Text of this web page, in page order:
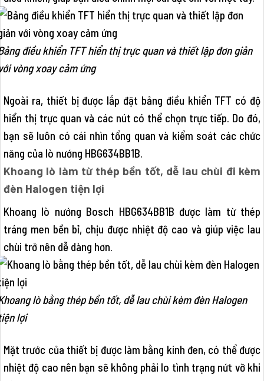
điều khiển TFT hiển thị trực quan và thiết lập đơn giản
vòng xoay cảm ứng
Ngoài ra, thiết bị được lắp đặt bảng điều khiển TFT có độ
hiển thị trực quan và các nút có thể chọn trực tiếp. Do đó,
bạn sẽ luôn có cái nhìn tổng quan và kiểm soát các chức
năng của lò nướng HBG634BB1B.
Khoang lò làm từ thép bền tốt, dễ lau chùi đi kèm
đèn Halogen tiện lợi
Khoang lò nướng Bosch HBG634BB1B được làm từ thép
tráng men bền bỉ, chịu được nhiệt độ cao và giúp việc lau
chùi trở nên dễ dàng hơn.
lò bằng thép bền tốt, dễ lau chùi kèm đèn Halogen
lợi
Mặt trước của thiết bị được làm bằng kính đen, có thể được
nhiệt độ cao nên bạn sẽ không phải lo tình trạng nứt vỡ khi